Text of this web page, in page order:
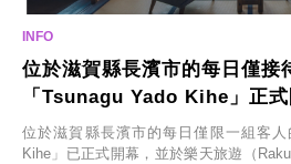
位於滋賀縣長濱市的每日僅接
「Tsunagu Yado Kihe」正
位於滋賀縣長濱市的每日僅限一組客人
Kihe」已正式開幕，並於樂天旅遊（